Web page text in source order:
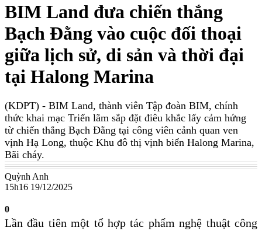
BIM Land đưa chiến thắng
Bạch Đằng vào cuộc đối thoại
giữa lịch sử, di sản và thời đại
tại Halong Marina
(KDPT) - BIM Land, thành viên Tập đoàn BIM, chính
thức khai mạc Triển lãm sắp đặt điêu khắc lấy cảm hứng
từ chiến thắng Bạch Đằng tại công viên cảnh quan ven
vịnh Hạ Long, thuộc Khu đô thị vịnh biển Halong Marina,
Bãi cháy.
Quỳnh Anh
15h16 19/12/2025
0
Lần đầu tiên một tổ hợp tác phẩm nghệ thuật công